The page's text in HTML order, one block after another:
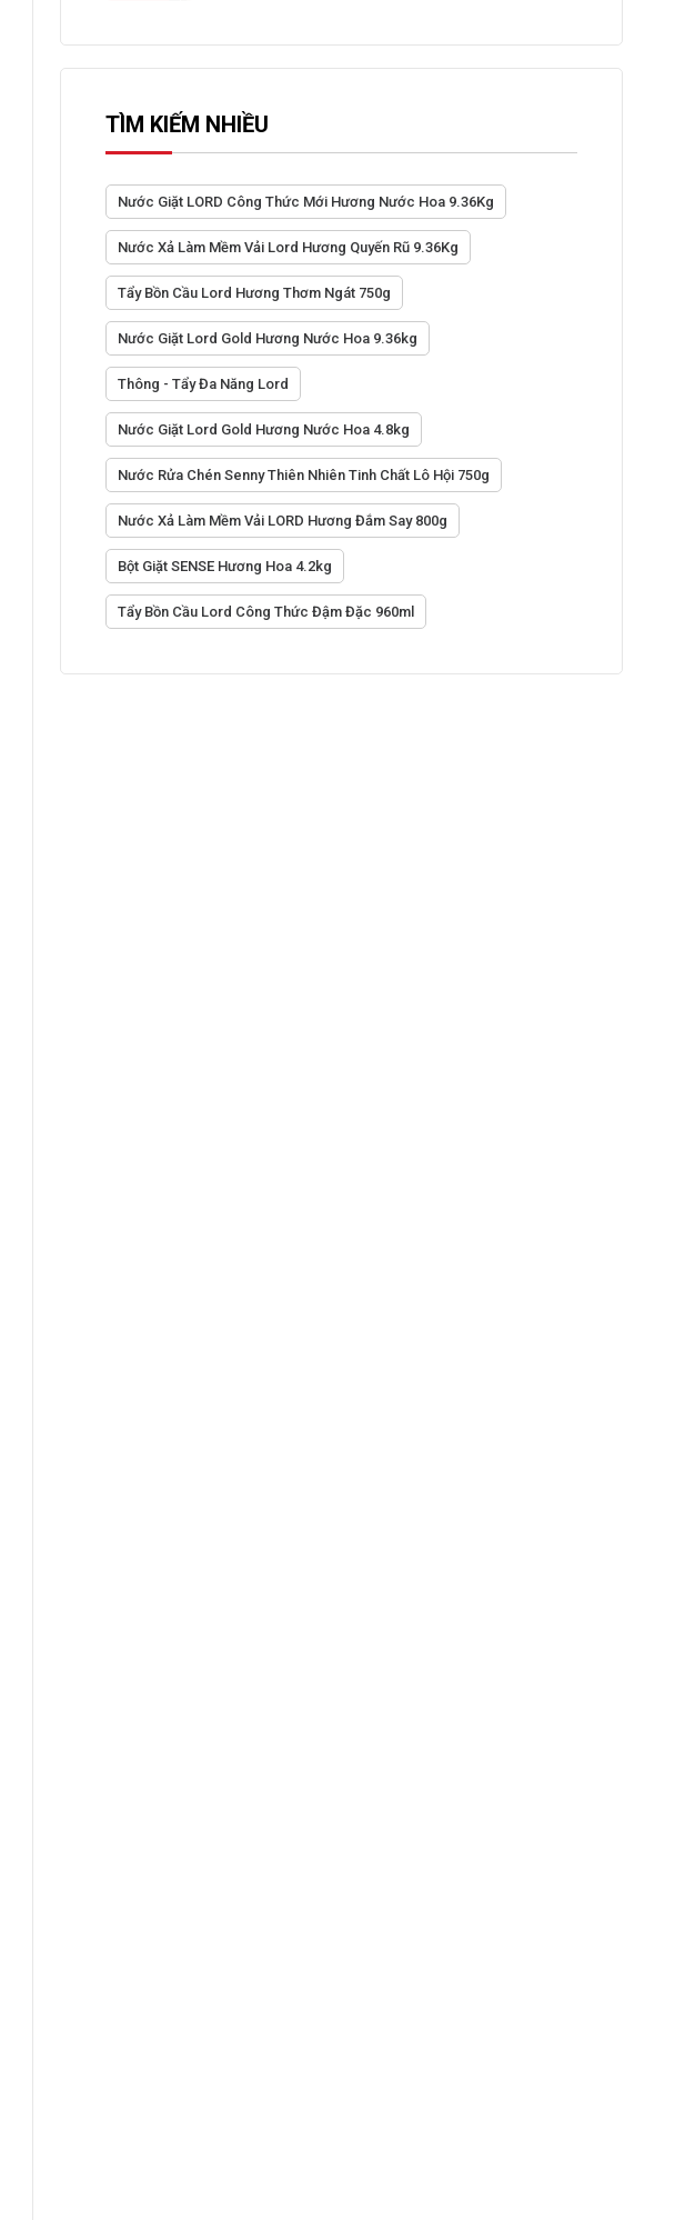
TÌM KIẾM NHIỀU
Nước Giặt LORD Công Thức Mới Hương Nước Hoa 9.36Kg
Nước Xả Làm Mềm Vải Lord Hương Quyến Rũ 9.36Kg
Tẩy Bồn Cầu Lord Hương Thơm Ngát 750g
Nước Giặt Lord Gold Hương Nước Hoa 9.36kg
Thông - Tẩy Đa Năng Lord
Nước Giặt Lord Gold Hương Nước Hoa 4.8kg
Nước Rửa Chén Senny Thiên Nhiên Tinh Chất Lô Hội 750g
Nước Xả Làm Mềm Vải LORD Hương Đắm Say 800g
Bột Giặt SENSE Hương Hoa 4.2kg
Tẩy Bồn Cầu Lord Công Thức Đậm Đặc 960ml